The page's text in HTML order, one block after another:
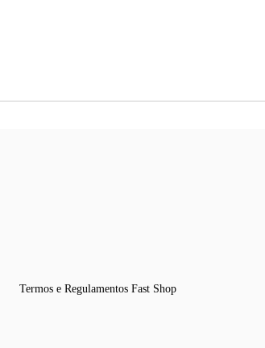
Termos e Regulamentos Fast Shop